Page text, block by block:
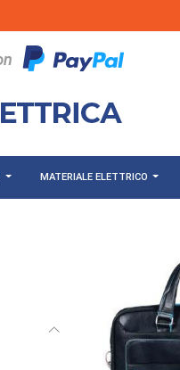
MATERIALE ELETTRICO